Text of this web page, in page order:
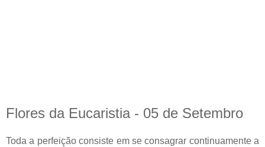
Flores da Eucaristia - 05 de Setembro
Toda a perfeição consiste em se consagrar continuamente a